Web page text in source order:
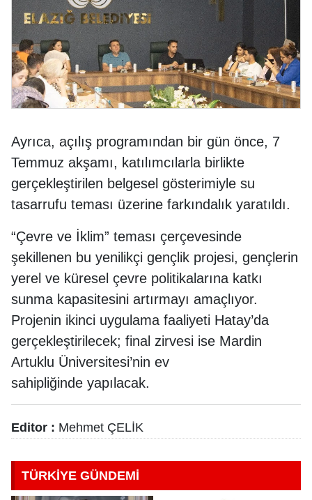
Ayrıca, açılış programından bir gün önce, 7
Temmuz akşamı, katılımcılarla birlikte
gerçekleştirilen belgesel gösterimiyle su
tasarrufu teması üzerine farkındalık yaratıldı.
“Çevre ve İklim” teması çerçevesinde
şekillenen bu yenilikçi gençlik projesi, gençlerin
yerel ve küresel çevre politikalarına katkı
sunma kapasitesini artırmayı amaçlıyor.
Projenin ikinci uygulama faaliyeti Hatay’da
gerçekleştirilecek; final zirvesi ise Mardin
Artuklu Üniversitesi’nin ev
sahipliğinde yapılacak.
Editor : Mehmet ÇELİK
TÜRKİYE GÜNDEMİ